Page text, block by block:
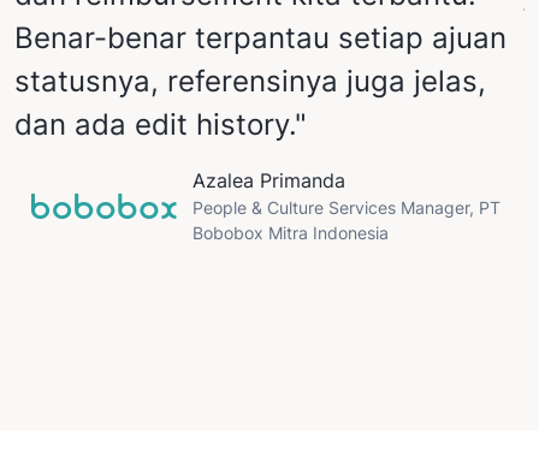
Benar-benar terpantau setiap ajuan
statusnya, referensinya juga jelas,
dan ada edit history."
Azalea Primanda
People & Culture Services Manager, PT
Bobobox Mitra Indonesia